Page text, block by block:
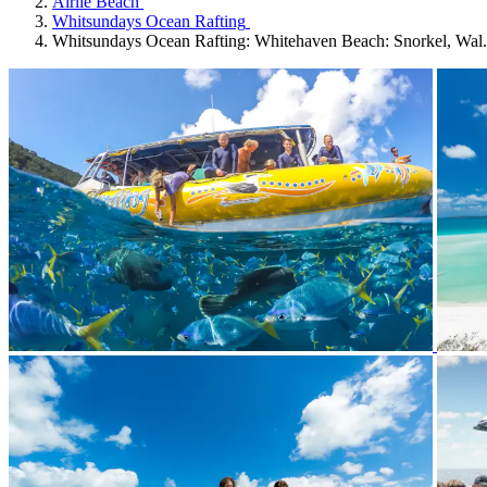
Whitsundays Ocean Rafting
Whitsundays Ocean Rafting: Whitehaven Beach: Snorkel,